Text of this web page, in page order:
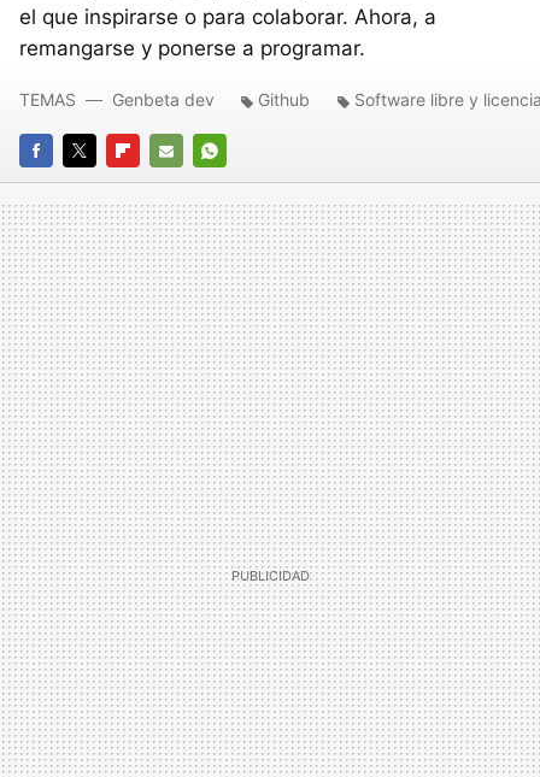
el que inspirarse o para colaborar. Ahora, a
remangarse y ponerse a programar.
FACEBOOK
TWITTERFLIPBOARD
E-
MAIL
WHATSAPP
TEMAS Genbeta dev Github Software libre y